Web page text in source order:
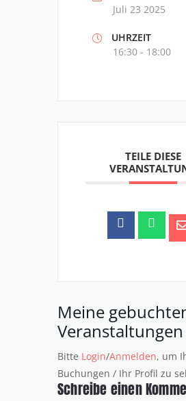
Juli 23 2025
UHRZEIT
16:30 - 18:00
TEILE DIESE
Meine
Veranstaltungen
Bitte Login/Anmelden, um
Buchungen / Ihr Profil zu
Schreibe einen